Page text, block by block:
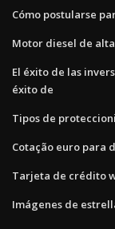
Cómo postularse
Motor diesel de
El éxito de las
éxito de
Tipos de
Cotação euro para
Tarjeta de crédito
Imágenes de